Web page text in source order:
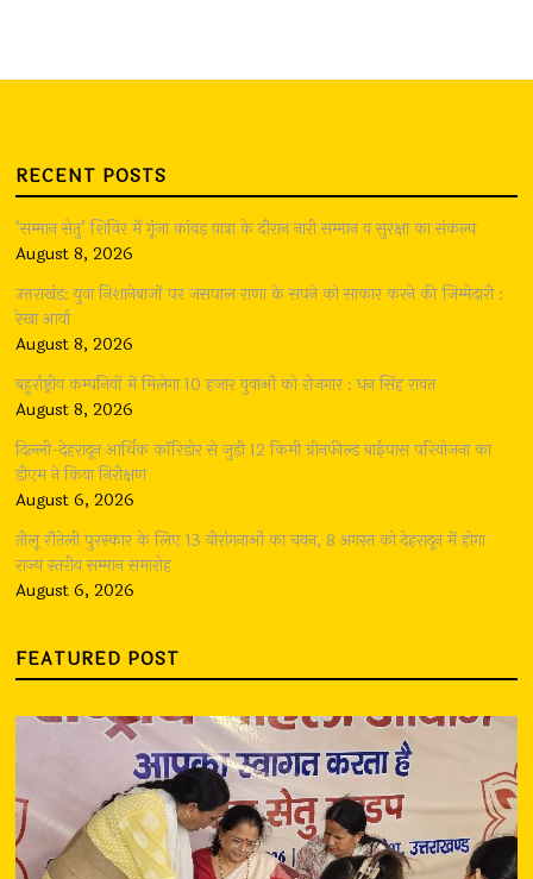
RECENT POSTS
‘सम्मान सेतु’ शिविर में गूंजा कांवड़ यात्रा के दौरान नारी सम्मान व सुरक्षा का संकल्प
August 8, 2026
उत्तराखंड: युवा निशानेबाजों पर जसपाल राणा के सपने को साकार करने की जिम्मेदारी :
रेखा आर्या
August 8, 2026
बहुर्राष्ट्रीय कम्पनियों में मिलेगा 10 हजार युवाओं को रोजगार : धन सिंह रावत
August 8, 2026
दिल्ली-देहरादून आर्थिक कॉरिडोर से जुड़ी 12 किमी ग्रीनफील्ड बाईपास परियोजना का
डीएम ने किया निरीक्षण
August 6, 2026
तीलू रौतेली पुरस्कार के लिए 13 वीरांगनाओं का चयन, 8 अगस्त को देहरादून में होगा
राज्य स्तरीय सम्मान समारोह
August 6, 2026
FEATURED POST